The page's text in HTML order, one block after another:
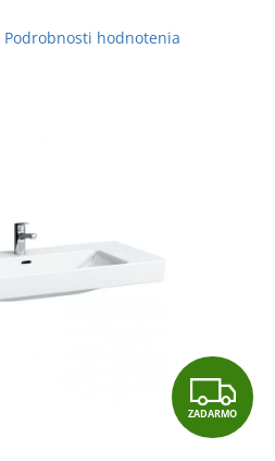
Podrobnosti hodnotenia
Z
A
ZADARMO